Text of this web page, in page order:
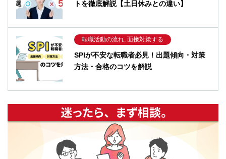
トを徹底解説【土日休みとの違い】
転職活動の流れ, 面接対策する
SPIが不安な転職者必見！出題傾向・対策
方法・合格のコツを解説